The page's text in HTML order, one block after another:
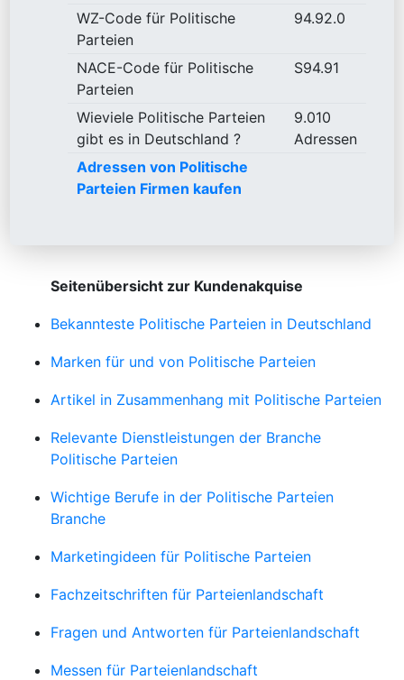
WZ-Code für Politische
Parteien
94.92.0
NACE-Code für Politische
Parteien
S94.91
Wieviele Politische Parteien
gibt es in Deutschland ?
9.010
Adressen
Adressen von Politische
Parteien Firmen kaufen
Seitenübersicht zur Kundenakquise
Bekannteste Politische Parteien in Deutschland
Marken für und von Politische Parteien
Artikel in Zusammenhang mit Politische Parteien
Relevante Dienstleistungen der Branche
Politische Parteien
Wichtige Berufe in der Politische Parteien
Branche
Marketingideen für Politische Parteien
Fachzeitschriften für Parteienlandschaft
Fragen und Antworten für Parteienlandschaft
Messen für Parteienlandschaft